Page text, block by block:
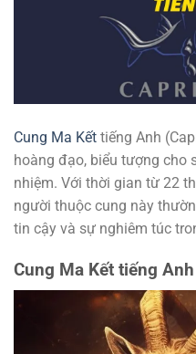
Cung Ma Kết tiếng Anh
hoàng đạo, biểu tượng cho
nhiệm. Với thời gian từ 22
người thuộc cung này
tin cậy và sự nghiêm túc
Cung Ma Kết tiếng